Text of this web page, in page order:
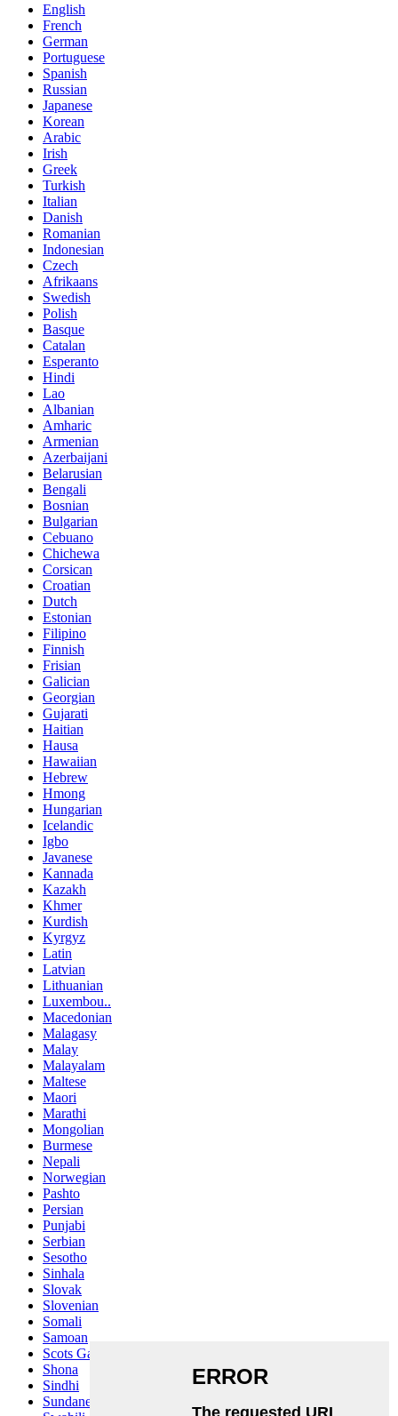
English
French
German
Portuguese
Spanish
Russian
Japanese
Korean
Arabic
Irish
Greek
Turkish
Italian
Danish
Romanian
Indonesian
Czech
Afrikaans
Swedish
Polish
Basque
Catalan
Esperanto
Hindi
Lao
Albanian
Amharic
Armenian
Azerbaijani
Belarusian
Bengali
Bosnian
Bulgarian
Cebuano
Chichewa
Corsican
Croatian
Dutch
Estonian
Filipino
Finnish
Frisian
Galician
Georgian
Gujarati
Haitian
Hausa
Hawaiian
Hebrew
Hmong
Hungarian
Icelandic
Igbo
Javanese
Kannada
Kazakh
Khmer
Kurdish
Kyrgyz
Latin
Latvian
Lithuanian
Luxembou..
Macedonian
Malagasy
Malay
Malayalam
Maltese
Maori
Marathi
Mongolian
Burmese
Nepali
Norwegian
Pashto
Persian
Punjabi
Serbian
Sesotho
Sinhala
Slovak
Slovenian
Somali
Samoan
Scots Gaelic
Shona
Sindhi
Sundanese